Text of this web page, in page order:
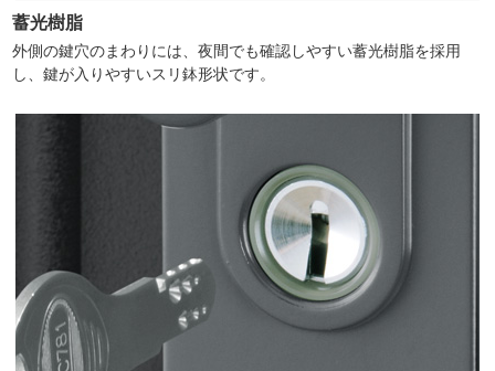
蓄光樹脂
外側の鍵穴のまわりには、夜間でも確認しやすい蓄光樹脂を採用
し、鍵が入りやすいスリ鉢形状です。